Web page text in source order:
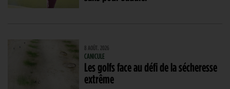
8 AOÛT. 2026
CANICULE
Les golfs face au défi de la sécheresse
extrême